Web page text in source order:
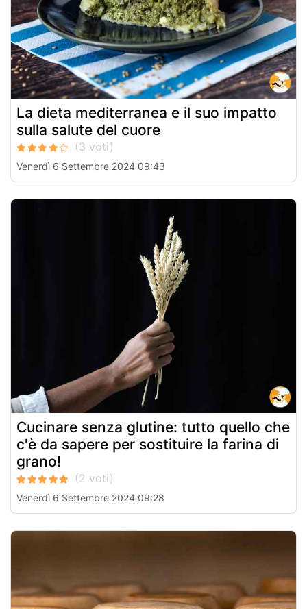
La dieta mediterranea e il suo impatto
sulla salute del cuore
Venerdì 6 Settembre 2024 09:43
Cucinare senza glutine: tutto quello che
c'è da sapere per sostituire la farina di
grano!
Venerdì 6 Settembre 2024 09:28